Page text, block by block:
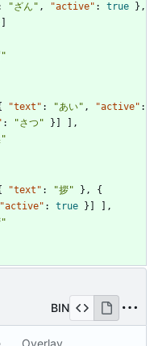
"ざん" , "active" : true } ,
"
"text" : "あい" , "active" :
: "さつ" }
,
"
"text" : "拶" } ,
{
"active" : true }
,
"
BIN
Overlay